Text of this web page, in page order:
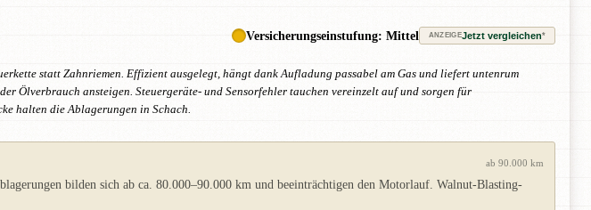
Versicherungseinstufung: Mittel ANZEIGEJetzt vergleichen*
statt Zahnriemen. Effizient ausgelegt, hängt dank Aufladung passabel am Gas und liefert untenrum
Ölverbrauch ansteigen. Steuergeräte- und Sensorfehler tauchen vereinzelt auf und sorgen für
halten die Ablagerungen in Schach.
ab 90.000 km
bilden sich ab ca. 80.000–90.000 km und beeinträchtigen den Motorlauf. Walnut-Blasting-